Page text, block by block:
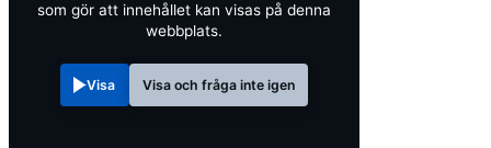
som gör att innehållet kan visas på denna
webbplats.
Visa Visa och fråga inte igen